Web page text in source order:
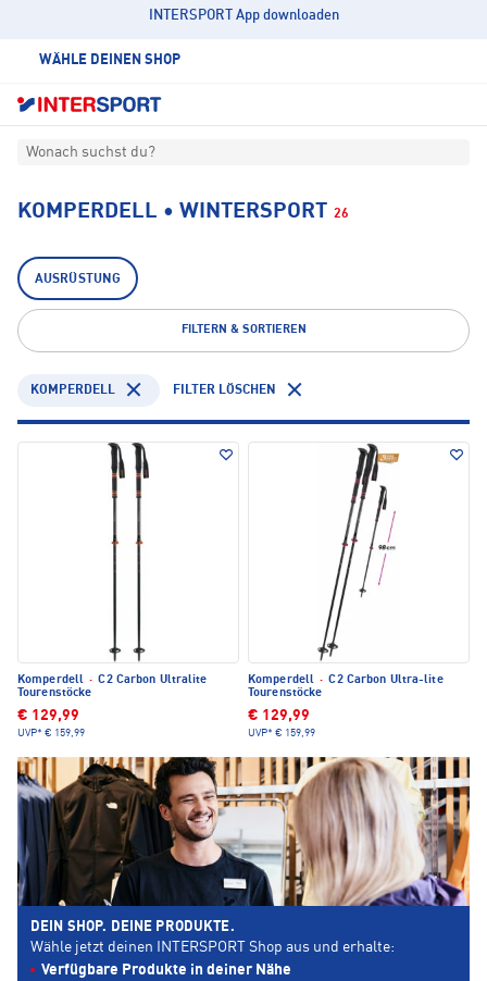
INTERSPORT App downloaden
WÄHLE DEINEN SHOP
Wonach suchst du?
KOMPERDELL • WINTERSPORT 26
AUSRÜSTUNG
FILTERN & SORTIEREN
KOMPERDELL FILTER LÖSCHEN
Komperdell · C2 Carbon Ultralite
Tourenstöcke
€ 129,99
UVP* € 159,99
Komperdell · C2 Carbon Ultra-lite
Tourenstöcke
€ 129,99
UVP* € 159,99
DEIN SHOP. DEINE PRODUKTE.
Wähle jetzt deinen INTERSPORT Shop aus und erhalte:
Verfügbare Produkte in deiner Nähe